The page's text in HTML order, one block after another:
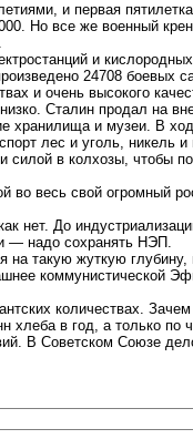
и первая
Но все же военный
и
24708 боевых
и очень высокого
Сталин продал на
хранилища и музеи. В
лес и уголь, никель
силой в колхозы, чтобы
во весь свой огромный
нет. До
— надо сохранять НЭП.
на такую жуткую
коммунистической
количествах.
хлеба в год, а только по
В Советском Союзе